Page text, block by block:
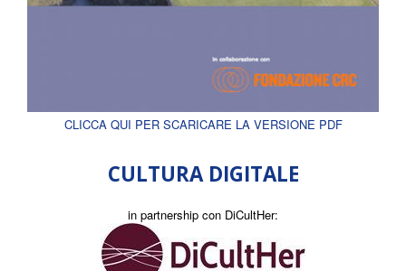
CLICCA QUI PER SCARICARE LA VERSIONE PDF
CULTURA DIGITALE
in partnership con DiCultHer: